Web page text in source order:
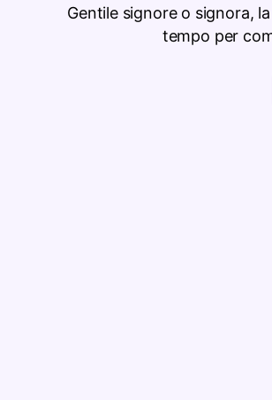
Gentile signore o signora,
tempo per